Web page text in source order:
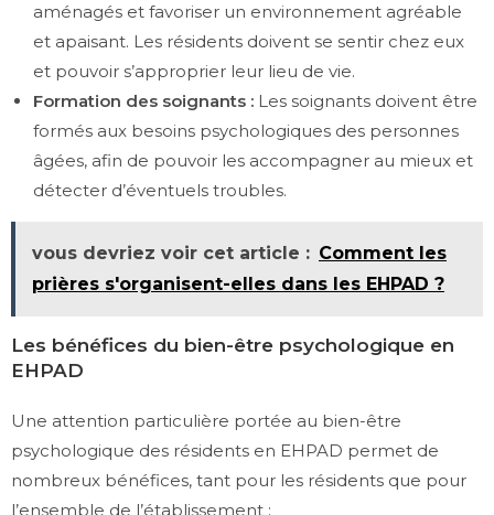
aménagés et favoriser un environnement agréable
et apaisant. Les résidents doivent se sentir chez eux
et pouvoir s’approprier leur lieu de vie.
Formation des soignants : Les soignants doivent être
formés aux besoins psychologiques des personnes
âgées, afin de pouvoir les accompagner au mieux et
détecter d’éventuels troubles.
vous devriez voir cet article : Comment les
prières s'organisent-elles dans les EHPAD ?
Les bénéfices du bien-être psychologique en
EHPAD
Une attention particulière portée au bien-être
psychologique des résidents en EHPAD permet de
nombreux bénéfices, tant pour les résidents que pour
l’ensemble de l’établissement :